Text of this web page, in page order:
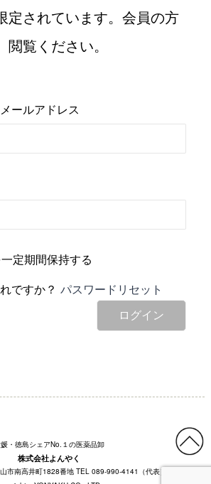
定されています。会員の方
覧ください。
ールアドレス
定期間保持する
ですか？パスワードリセット
ログイン
・徳島シェアNo.１の医薬品卸
株式会社よんやく
市南高井町1828番地 TEL 089-990-4141（代表）